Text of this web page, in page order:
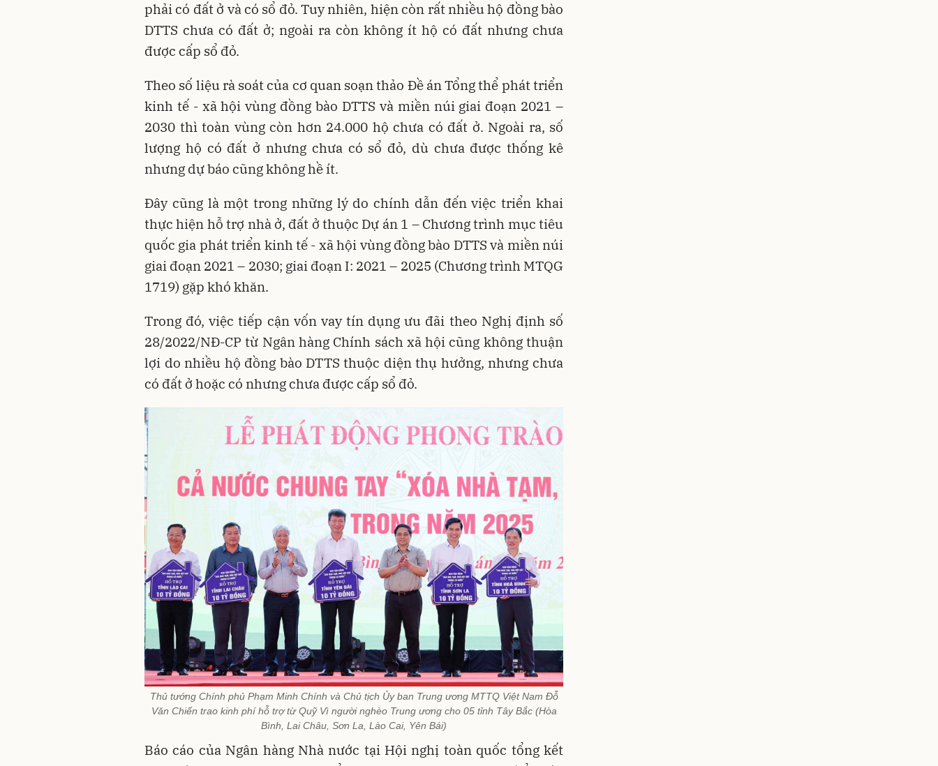
phải có đất ở và có sổ đỏ. Tuy nhiên, hiện còn rất nhiều hộ đồng bào
DTTS chưa có đất ở; ngoài ra còn không ít hộ có đất nhưng chưa
được cấp sổ đỏ.
Theo số liệu rà soát của cơ quan soạn thảo Đề án Tổng thể phát triển
kinh tế - xã hội vùng đồng bào DTTS và miền núi giai đoạn 2021 –
2030 thì toàn vùng còn hơn 24.000 hộ chưa có đất ở. Ngoài ra, số
lượng hộ có đất ở nhưng chưa có sổ đỏ, dù chưa được thống kê
nhưng dự báo cũng không hề ít.
Đây cũng là một trong những lý do chính dẫn đến việc triển khai
thực hiện hỗ trợ nhà ở, đất ở thuộc Dự án 1 – Chương trình mục tiêu
quốc gia phát triển kinh tế - xã hội vùng đồng bào DTTS và miền núi
giai đoạn 2021 – 2030; giai đoạn I: 2021 – 2025 (Chương trình MTQG
1719) gặp khó khăn.
Trong đó, việc tiếp cận vốn vay tín dụng ưu đãi theo Nghị định số
28/2022/NĐ-CP từ Ngân hàng Chính sách xã hội cũng không thuận
lợi do nhiều hộ đồng bào DTTS thuộc diện thụ hưởng, nhưng chưa
có đất ở hoặc có nhưng chưa được cấp sổ đỏ.
Thủ tướng Chính phủ Phạm Minh Chính và Chủ tịch Ủy ban Trung ương MTTQ Việt Nam Đỗ
Văn Chiến trao kinh phí hỗ trợ từ Quỹ Vì người nghèo Trung ương cho 05 tỉnh Tây Bắc (Hòa
Bình, Lai Châu, Sơn La, Lào Cai, Yên Bái)
Báo cáo của Ngân hàng Nhà nước tại Hội nghị toàn quốc tổng kết